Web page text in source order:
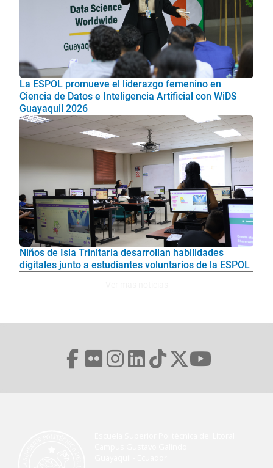
La ESPOL promueve el liderazgo femenino en
Ciencia de Datos e Inteligencia Artificial con WiDS
Guayaquil 2026
Niños de Isla Trinitaria desarrollan habilidades
digitales junto a estudiantes voluntarios de la ESPOL